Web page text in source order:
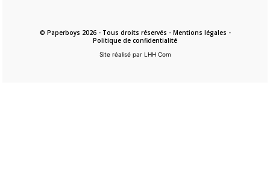
© Paperboys 2026 - Tous droits réservés - Mentions légales -
Politique de confidentialité
Site réalisé par LHH Com